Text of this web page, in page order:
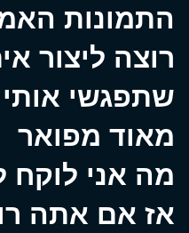
התמונות
רוצה ליצור
שתפגשי
מאוד מפואר
מה אני לוקח
אז אם אתה